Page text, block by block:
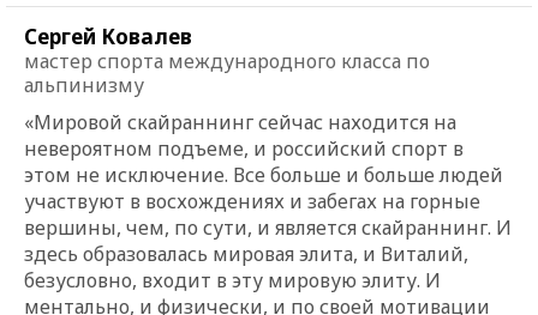
Сергей Ковалев
мастер спорта международного класса по
альпинизму
«Мировой скайраннинг сейчас находится на
невероятном подъеме, и российский спорт в
этом не исключение. Все больше и больше людей
участвуют в восхождениях и забегах на горные
вершины, чем, по сути, и является скайраннинг. И
здесь образовалась мировая элита, и Виталий,
безусловно, входит в эту мировую элиту. И
ментально, и физически, и по своей мотивации